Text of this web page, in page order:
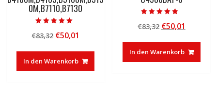
0M,B7110,B7130
5.00
von 5
€83,32 Ursprünglicher
war:
€83,32
€50,01
ist:
€50,01.
In den Warenkorb
5.00
von 5
€83,32 Ursprünglicher
war:
€83,32
€50,01
ist:
€50,01.
In den Warenkorb